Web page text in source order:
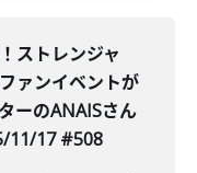
ストレンジャ
ァンイベントが
ーのANAISさん
11/17 #508